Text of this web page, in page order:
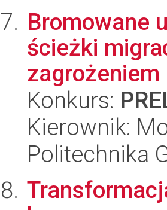
Bromowane
ścieżki
zagrożeniem
Konkurs:
Kierownik:
Politechnika